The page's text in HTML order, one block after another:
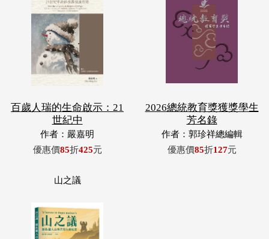
百歲人瑞的生命啟示：21
世紀中
作者：嚴嘉明
優惠價85折425元
2026總統教育獎獲獎學生
芳名錄
作者：郭珍祥總編輯
優惠價85折127元
山之議